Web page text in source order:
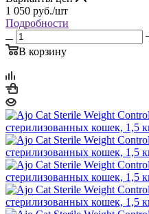
1 050 руб./шт
Подробности
В корзину